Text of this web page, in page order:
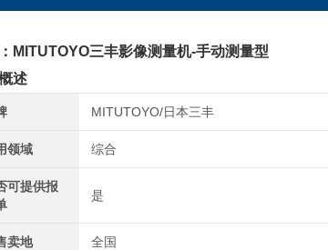
MITUTOYO三丰影像测量机-手动测量型
述
MITUTOYO/日本三丰
领域 综合
可提供报
是
卖地 全国